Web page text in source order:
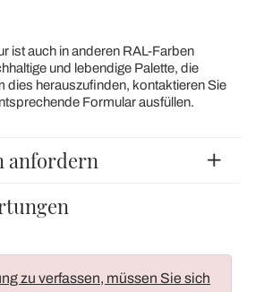
ist auch in anderen RAL-Farben
und lebendige Palette, die
dies herauszufinden, kontaktieren Sie
Formular ausfüllen.
anfordern
zu verfassen, müssen Sie sich